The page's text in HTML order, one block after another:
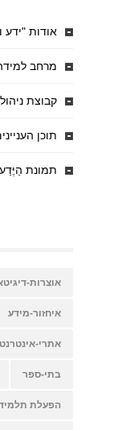
אודות "ידע
מרחב
קבוצת
תוכן
תמונת
אוצרות-
איחזור-מידע
אתרי-אינטרנט
בתי-ספר
הפעלת